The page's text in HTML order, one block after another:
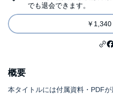
でも退会できます。
￥1,340
概要
本タイトルには付属資料・PDFが